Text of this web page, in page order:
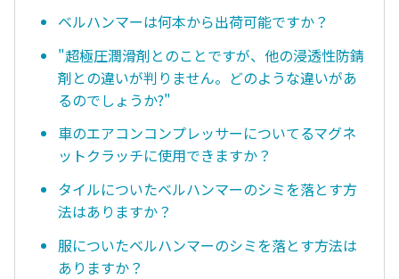
ベルハンマーは何本から出荷可能ですか？
"超極圧潤滑剤とのことですが、他の浸透性防錆
剤との違いが判りません。どのような違いがあ
るのでしょうか?"
車のエアコンコンプレッサーについてるマグネ
ットクラッチに使用できますか？
タイルについたベルハンマーのシミを落とす方
法はありますか？
服についたベルハンマーのシミを落とす方法は
ありますか？